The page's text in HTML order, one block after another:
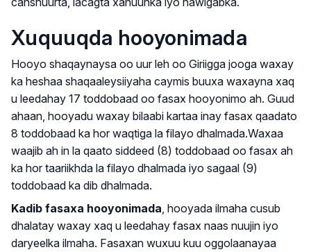
Xuquuqda hooyonimada
Hooyo shaqaynaysa oo uur leh oo Giriigga jooga waxay
ka heshaa shaqaaleysiiyaha caymis buuxa waxayna xaq
u leedahay 17 toddobaad oo fasax hooyonimo ah. Guud
ahaan, hooyadu waxay bilaabi kartaa inay fasax qaadato
8 toddobaad ka hor waqtiga la filayo dhalmada.Waxaa
waajib ah in la qaato siddeed (8) toddobaad oo fasax ah
ka hor taariikhda la filayo dhalmada iyo sagaal (9)
toddobaad ka dib dhalmada.
Kadib fasaxa hooyonimada , hooyada ilmaha cusub
dhalatay waxay xaq u leedahay fasax naas nuujin iyo
daryeelka ilmaha. Fasaxan wuxuu kuu oggolaanayaa